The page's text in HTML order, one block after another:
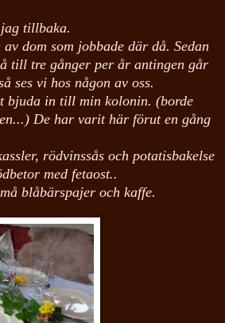
tillbaka.
dom som jobbade där då. Sedan
till tre gånger per år antingen går
ses vi hos någon av oss.
bjuda in till min kolonin. (borde
De har varit här förut en gång
rödvinssås och potatisbakelse
med fetaost..
blåbärspajer och kaffe.